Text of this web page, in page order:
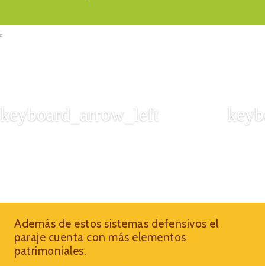
Además de estos sistemas defensivos el
paraje cuenta con más elementos
patrimoniales.